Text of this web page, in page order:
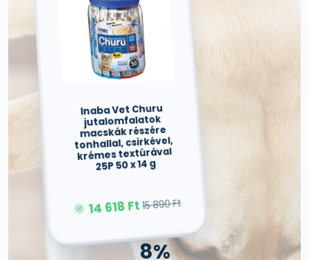
Inaba Vet Churu
jutalomfalatok
macskák részére
tonhallal, csirkével,
krémes textúrával
25P 50 x 14 g
14 618 Ft15 890 Ft